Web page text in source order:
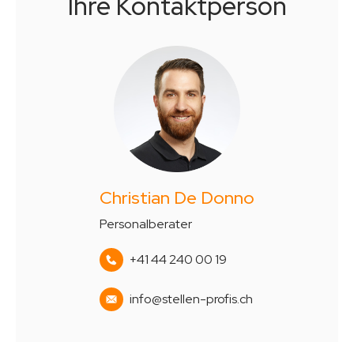
Christian De Donno
Personalberater
+41 44 240 00 19
info@stellen-profis.ch